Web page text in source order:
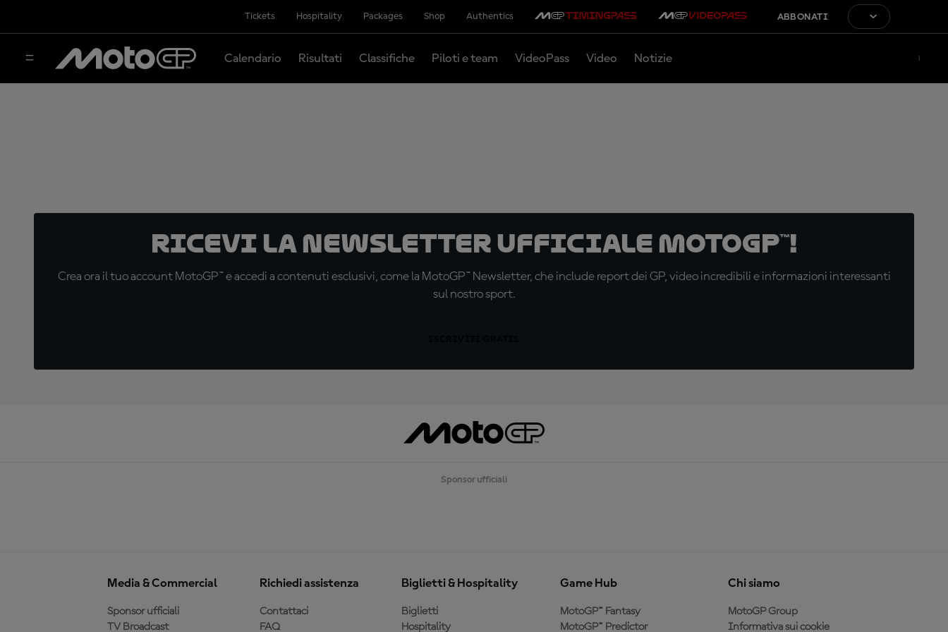
Tickets Hospitality Packages Shop Authentics ABBONATI
Calendario Risultati Classifiche Piloti e team VideoPass Video Notizie
Ricevi la newsletter ufficiale MotoGP™!
Crea ora il tuo account MotoGP™ e accedi a contenuti esclusivi, come la MotoGP™ Newsletter, che include report dei GP, video incredibili e informazioni interessanti
sul nostro sport.
Sponsor ufficiali
Media & Commercial
Sponsor ufficiali
TV Broadcast
Richiedi assistenza
Contattaci
FAQ
Biglietti & Hospitality
Biglietti
Hospitality
Game Hub
MotoGP™ Fantasy
MotoGP™ Predictor
Chi siamo
MotoGP Group
Informativa sui cookie